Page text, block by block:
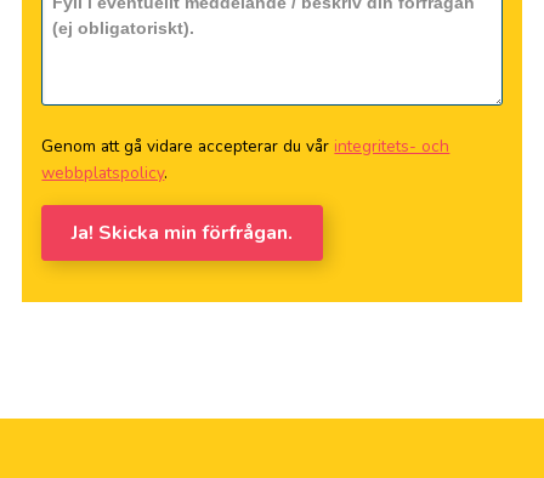
Genom att gå vidare accepterar du vår integritets- och
webbplatspolicy.
Ja! Skicka min förfrågan.